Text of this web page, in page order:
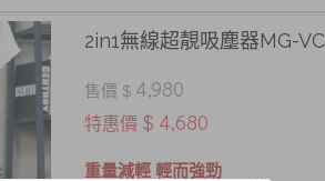
2in1無線超靚吸塵器MG-
售價 $ 4,980
特惠價 $ 4,680
重量減輕 輕而強勁